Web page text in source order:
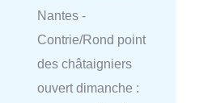
Nantes -
Contrie/Rond point
des châtaigniers
ouvert dimanche :